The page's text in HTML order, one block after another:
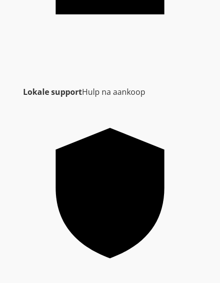
Lokale supportHulp na aankoop